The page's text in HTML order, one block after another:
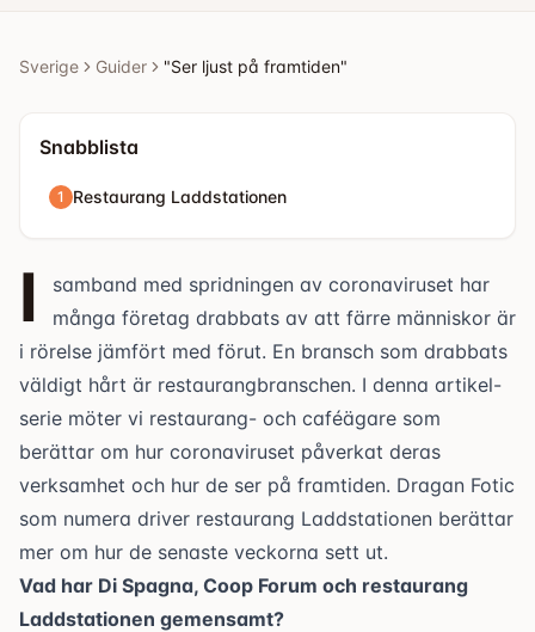
Sverige Guider "Ser ljust på framtiden"
Snabblista
1 Restaurang Laddstationen
I
samband med spridningen av coronaviruset har
många företag drabbats av att färre människor är
i rörelse jämfört med förut. En bransch som drabbats
väldigt hårt är restaurangbranschen. I denna artikel-
serie möter vi restaurang- och caféägare som
berättar om hur coronaviruset påverkat deras
verksamhet och hur de ser på framtiden. Dragan Fotic
som numera driver restaurang Laddstationen berättar
mer om hur de senaste veckorna sett ut.
Vad har Di Spagna, Coop Forum och restaurang
Laddstationen gemensamt?